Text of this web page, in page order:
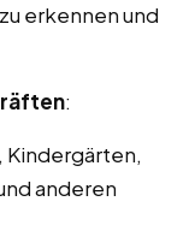
erkennen und
:
Kindergärten,
anderen